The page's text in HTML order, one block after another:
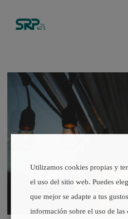
Utilizamos cookies propias y
el uso del sitio web. Puedes
que mejor se adapte a tus
información sobre el uso de las